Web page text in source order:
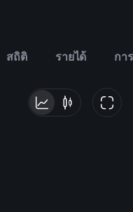
สถิติ รายได้ กา